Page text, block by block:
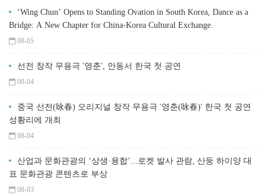
‘Wing Chun’ Opens to Standing Ovation in South Korea, Dance as a
Bridge: A New Chapter for China-Korea Cultural Exchange.
08-05
선전 창작 무용극 '영춘', 안동서 한국 첫 공연
08-04
중국 선전(咏春) 오리지널 창작 무용극 '영춘(咏春)' 한국 첫 공연
성황리에 개최
08-04
산업과 문화관광의 ‘상생·융합’...로켓 발사 관람, 산둥 하이양 대
표 문화관광 콘텐츠로 부상
08-03